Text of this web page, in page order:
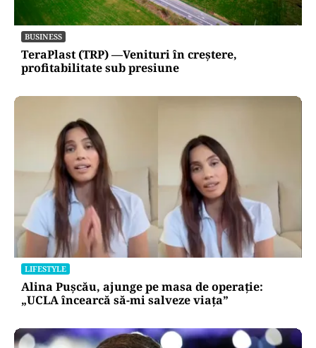
BUSINESS
TeraPlast (TRP) —Venituri în creștere,
profitabilitate sub presiune
LIFESTYLE
Alina Pușcău, ajunge pe masa de operație:
„UCLA încearcă să-mi salveze viața”